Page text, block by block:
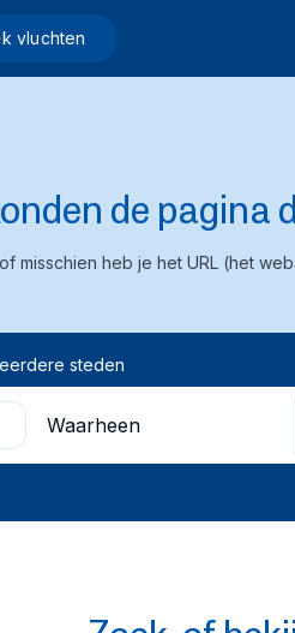
vluchten
de pagina
misschien heb je het URL (het
steden
Waarheen